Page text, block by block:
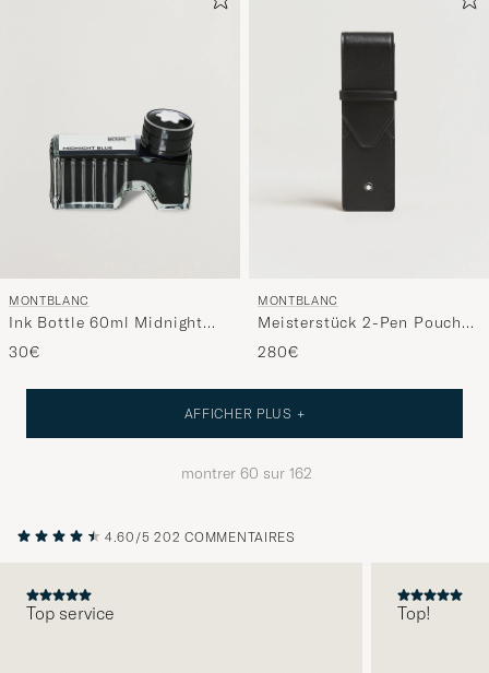
MONTBLANC
Ink Bottle 60ml Midnight
Blue
30€
MONTBLANC
Meisterstück 2-Pen Pouch
Black
280€
AFFICHER PLUS +
montrer 60 sur 162
4.60/5 202 COMMENTAIRES
Top service Top!